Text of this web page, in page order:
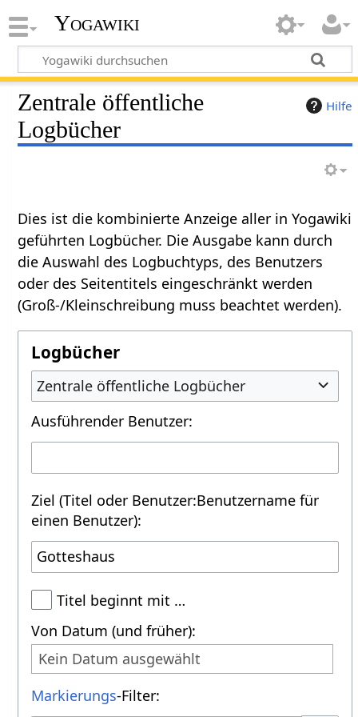
Yogawiki
Hilfe
Zentrale öffentliche
Logbücher
Dies ist die kombinierte Anzeige aller in Yogawiki
geführten Logbücher. Die Ausgabe kann durch
die Auswahl des Logbuchtyps, des Benutzers
oder des Seitentitels eingeschränkt werden
(Groß-/Kleinschreibung muss beachtet werden).
Logbücher
Zentrale öffentliche Logbücher
Ausführender Benutzer:
Ziel (Titel oder Benutzer:Benutzername für
einen Benutzer):
Titel beginnt mit …
Von Datum (und früher):
Kein Datum ausgewählt
Markierungs-Filter: